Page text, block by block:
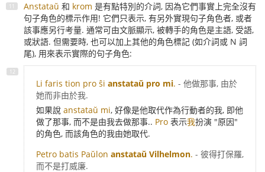
Anstataŭ 和 krom 是有點特別的介詞, 因為它們事實上完全沒有
句子角色的標示作用! 它們只表示, 有另外實現句子角色者, 或者
該事應另行考量. 通常可由文脈顯示, 被轉手的角色是主語, 受語,
或狀語. 但需要時, 也可以加上其他的角色標記 (如介詞或 N 詞
尾), 用來表示實際的句子角色:
Li faris tion pro ŝi anstataŭ pro mi. - 他做那事, 由於
她而非由於我.
如果說 anstataŭ mi, 好像是他取代作為行動者的我, 即他
做了那事, 而不是由我去做那事.. Pro 表示我扮演 "原因"
的角色, 而該角色的我由她取代.
Petro batis Paŭlon anstataŭ Vilhelmon. - 彼得打保羅,
而不是打威廉.